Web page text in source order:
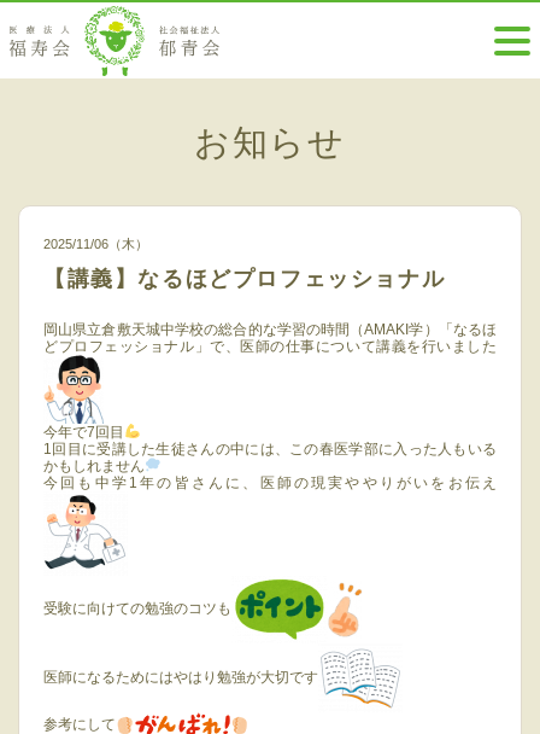
お知らせ
2025/11/06（木）
【講義】なるほどプロフェッショナル
岡山県立倉敷天城中学校の総合的な学習の時間（AMAKI学）「なるほ
どプロフェッショナル」で、医師の仕事について講義を行いました
今年で7回目
1回目に受講した生徒さんの中には、この春医学部に入った人もいる
かもしれません
今回も中学1年の皆さんに、医師の現実ややりがいをお伝え
受験に向けての勉強のコツも
医師になるためにはやはり勉強が大切です
参考にして